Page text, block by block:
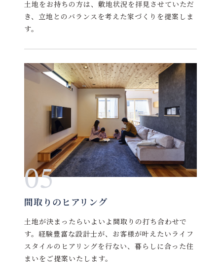
土地をお持ちの方は、敷地状況を拝見させていただ
き、立地とのバランスを考えた家づくりを提案しま
す。
05
間取りのヒアリング
土地が決まったらいよいよ間取りの打ち合わせで
す。経験豊富な設計士が、お客様が叶えたいライフ
スタイルのヒアリングを行ない、暮らしに合った住
まいをご提案いたします。